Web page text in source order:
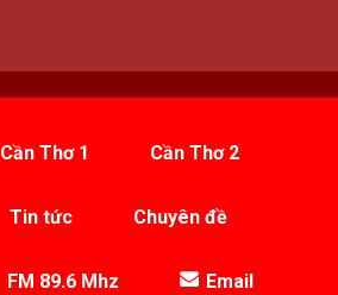
Cần Thơ 1 Cần Thơ 2
Tin tức Chuyên đề
FM 89.6 Mhz Email